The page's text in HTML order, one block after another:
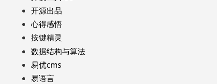
开源出品
心得感悟
按键精灵
数据结构与算法
易优cms
易语言